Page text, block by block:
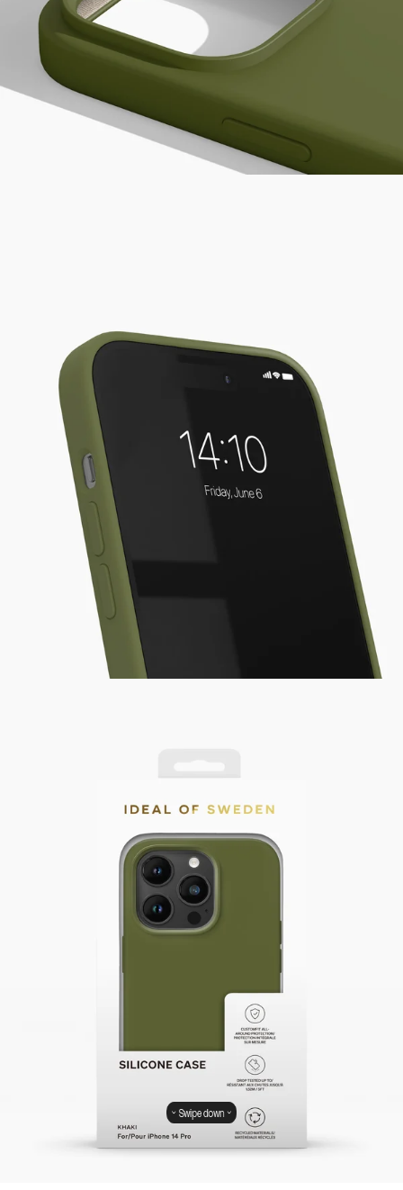
Swipe down